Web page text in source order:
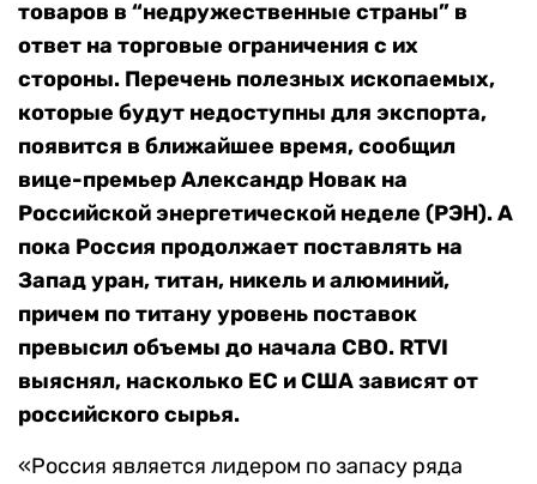
товаров в “недружественные страны” в
ответ на торговые ограничения с их
стороны. Перечень полезных ископаемых,
которые будут недоступны для экспорта,
появится в ближайшее время, сообщил
вице-премьер Александр Новак на
Российской энергетической неделе (РЭН). А
пока Россия продолжает поставлять на
Запад уран, титан, никель и алюминий,
причем по титану уровень поставок
превысил объемы до начала СВО. RTVI
выяснял, насколько ЕС и США зависят от
российского сырья.
«Россия является лидером по запасу ряда